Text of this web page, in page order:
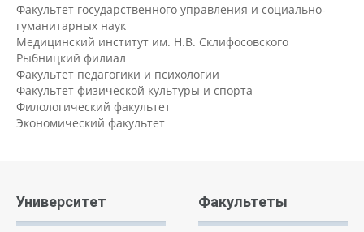
Факультет государственного управления и социально-
гуманитарных наук
Медицинский институт им. Н.В. Склифосовского
Рыбницкий филиал
Факультет педагогики и психологии
Факультет физической культуры и спорта
Филологический факультет
Экономический факультет
Университет Факультеты